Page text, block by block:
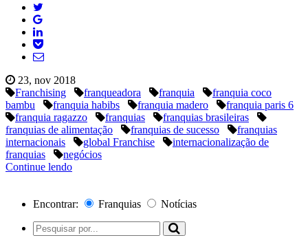
23, nov 2018
Franchising
franqueadora franquia
franquia coco
bambu
franquia habibs franquia madero
franquia paris 6
franquia ragazzo
franquias
franquias brasileiras
franquias de alimentação
franquias de sucesso
franquias
internacionais
global Franchise
internacionalização de
franquias
negócios
Continue lendo
Encontrar: Franquias Notícias